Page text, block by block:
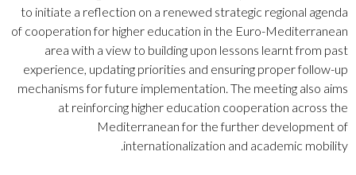
to initiate a reflection on a renewed strategic regional agenda
of cooperation for higher education in the Euro-Mediterranean
area with a view to building upon lessons learnt from past
experience, updating priorities and ensuring proper follow-up
mechanisms for future implementation. The meeting also aims
at reinforcing higher education cooperation across the
Mediterranean for the further development of
internationalization and academic mobility.